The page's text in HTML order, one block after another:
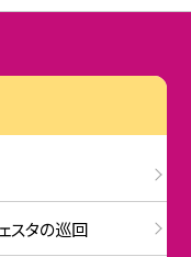
スタの巡回